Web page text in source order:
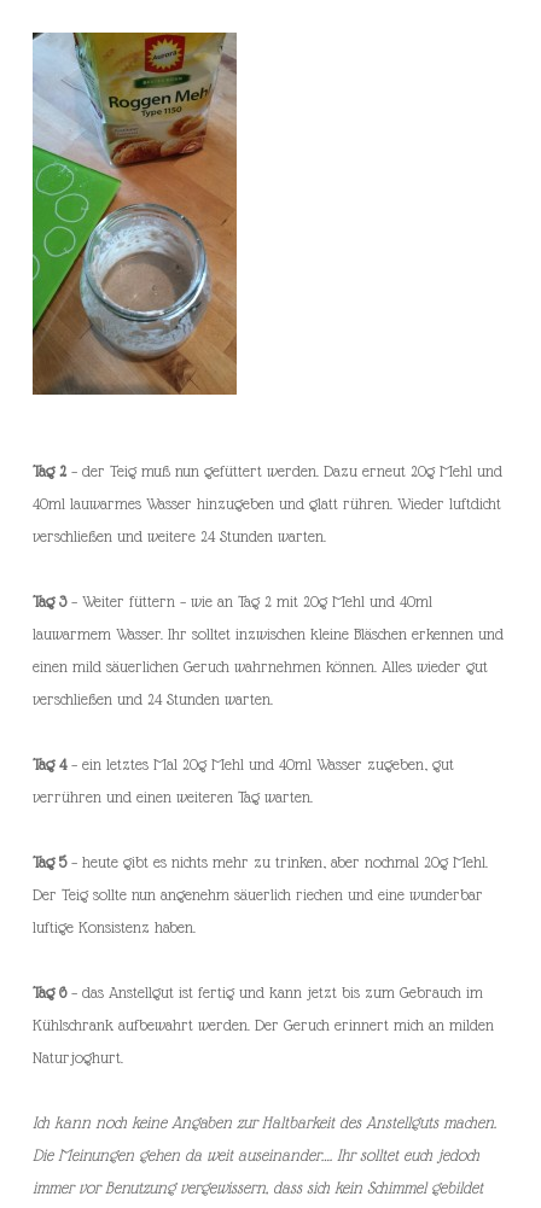
Tag 2 – der Teig muß nun gefüttert werden. Dazu erneut 20g Mehl und
40ml lauwarmes Wasser hinzugeben und glatt rühren. Wieder luftdicht
verschließen und weitere 24 Stunden warten.
Tag 3– Weiter füttern – wie an Tag 2 mit 20g Mehl und 40ml
lauwarmem Wasser. Ihr solltet inzwischen kleine Bläschen erkennen und
einen mild säuerlichen Geruch wahrnehmen können. Alles wieder gut
verschließen und 24 Stunden warten.
Tag 4– ein letztes Mal 20g Mehl und 40ml Wasser zugeben, gut
verrühren und einen weiteren Tag warten.
Tag 5– heute gibt es nichts mehr zu trinken, aber nochmal 20g Mehl.
Der Teig sollte nun angenehm säuerlich riechen und eine wunderbar
luftige Konsistenz haben.
Tag 6– das Anstellgut ist fertig und kann jetzt bis zum Gebrauch im
Kühlschrank aufbewahrt werden. Der Geruch erinnert mich an milden
Naturjoghurt.
Ich kann noch keine Angaben zur Haltbarkeit des Anstellguts machen.
Die Meinungen gehen da weit auseinander…. Ihr solltet euch jedoch
immer vor Benutzung vergewissern, dass sich kein Schimmel gebildet